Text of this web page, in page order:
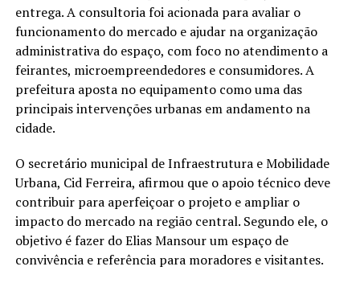
entrega. A consultoria foi acionada para avaliar o
funcionamento do mercado e ajudar na organização
administrativa do espaço, com foco no atendimento a
feirantes, microempreendedores e consumidores. A
prefeitura aposta no equipamento como uma das
principais intervenções urbanas em andamento na
cidade.
O secretário municipal de Infraestrutura e Mobilidade
Urbana, Cid Ferreira, afirmou que o apoio técnico deve
contribuir para aperfeiçoar o projeto e ampliar o
impacto do mercado na região central. Segundo ele, o
objetivo é fazer do Elias Mansour um espaço de
convivência e referência para moradores e visitantes.